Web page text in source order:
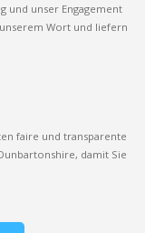
und unser Engagement
Wort und liefern
faire und transparente
damit Sie